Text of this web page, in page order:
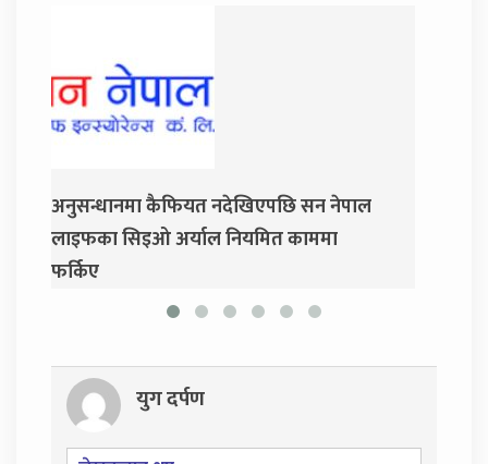
सन नेपाल
काममा
जय नेपाल पार्टी खोल्दै धवल शम्शेर र दुर्गा
प्रसाईं, साउन २८ गते निर्वाचन आयोग जाने
युग दर्पण